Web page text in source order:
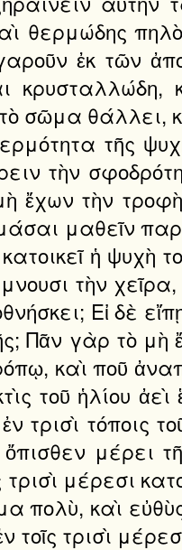
θερμώδης
ἐκ τῶν
σῶμα θάλλει,
τῆς
τὴν
ἔχων τὴν
μαθεῖν
ἡ ψυχὴ
τὴν
Εἰ δὲ
Πᾶν γὰρ τὸ μὴ
καὶ ποῦ
τοῦ ἡλίου
τρισὶ τόποις
μέρει
τρισὶ μέρεσι
πολὺ, καὶ
τοῖς τρισὶ